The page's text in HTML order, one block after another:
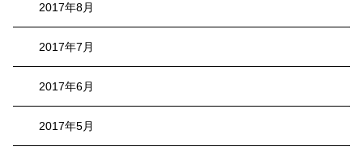
2017年8月
2017年7月
2017年6月
2017年5月